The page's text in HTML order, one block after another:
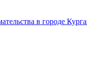
в городе